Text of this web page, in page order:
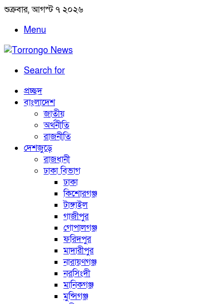
শুক্রবার, আগস্ট ৭ ২০২৬
Menu
Search for
প্রচ্ছদ
বাংলাদেশ
জাতীয়
অর্থনীতি
রাজনীতি
দেশজুড়ে
রাজধানী
ঢাকা বিভাগ
ঢাকা
কিশোরগঞ্জ
টাঙ্গাইল
গাজীপুর
গোপালগঞ্জ
ফরিদপুর
মাদারীপুর
নারায়ণগঞ্জ
নরসিংদী
মানিকগঞ্জ
মুন্সিগঞ্জ